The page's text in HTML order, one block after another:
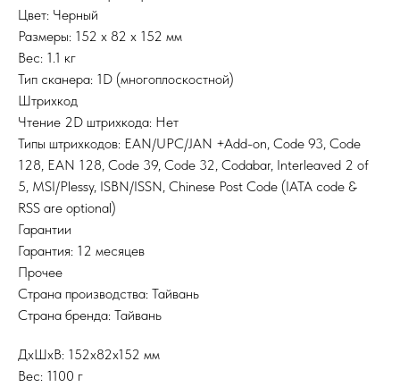
Цвет: Черный
Размеры: 152 x 82 x 152 мм
Вес: 1.1 кг
Тип сканера: 1D (многоплоскостной)
Штрихкод
Чтение 2D штрихкода: Нет
Типы штрихкодов: EAN/UPC/JAN +Add-on, Code 93, Code
128, EAN 128, Code 39, Code 32, Codabar, Interleaved 2 of
5, MSI/Plessy, ISBN/ISSN, Chinese Post Code (IATA code &
RSS are optional)
Гарантии
Гарантия: 12 месяцев
Прочее
Страна производства: Тайвань
Страна бренда: Тайвань
ДxШxВ: 152x82x152 мм
Вес: 1100 г